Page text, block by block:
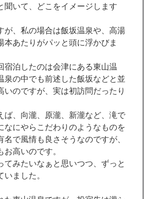
聞いて、どこをイメージします
が、私の場合は飯坂温泉や、高湯
本あたりがパッと頭に浮かびま
宿泊したのは会津にある東山温
泉の中でも前述した飯坂などと並
いのですが、実は初訪問だったり
ば、向瀧、原瀧、新瀧など、滝で
なにやらこだわりのようなものを
名で風情も良さそうなのですが、
お高いのです。
てみたいなぁと思いつつ、ずっと
ました。